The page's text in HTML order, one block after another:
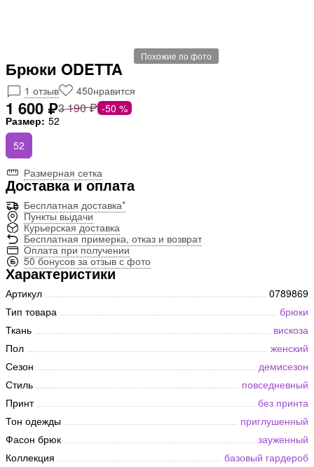
Похожие по фото
Брюки ODETTA
1 отзыв 450нравится
3 190 ₽ -50 %
1 600 ₽
Размер: 52
52
Размерная сетка
Доставка и оплата
Бесплатная доставка*
Пункты выдачи
Курьерская доставка
Бесплатная примерка, отказ и возврат
Оплата при получении
50 бонусов за отзыв с фото
Характеристики
Артикул
0789869
Тип товара
брюки
Ткань
вискоза
Пол
женский
Сезон
демисезон
Стиль
повседневный
Принт
без принта
Тон одежды
приглушенный
Фасон брюк
зауженный
Коллекция
базовый гардероб